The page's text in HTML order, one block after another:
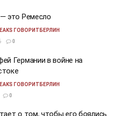
это Ремесло
ГОВОРИТБЕРЛИН
0
Германии в войне на
ГОВОРИТБЕРЛИН
0
о том, чтобы его боялись